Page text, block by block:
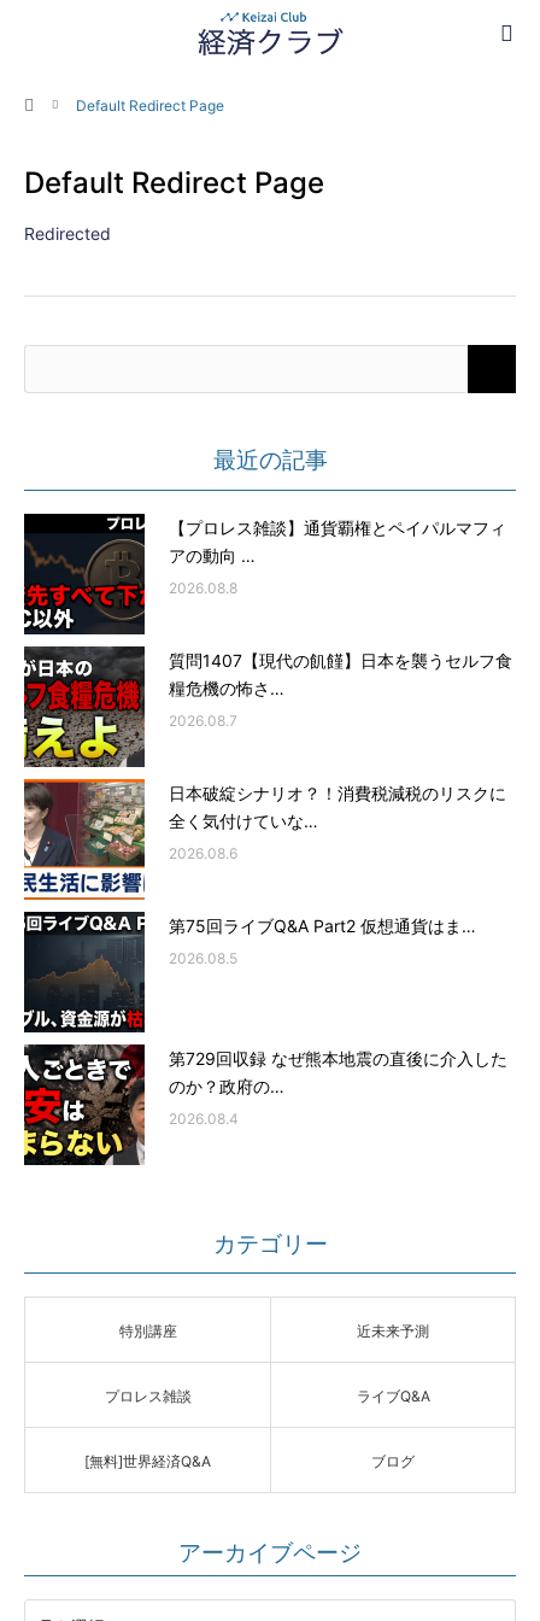
ホームDefault Redirect Page
Default Redirect Page
Redirected
最近の記事
【プロレス雑談】通貨覇権とペイパルマフィ
アの動向 …
2026.08.8
質問1407【現代の飢饉】日本を襲うセルフ食
糧危機の怖さ…
2026.08.7
日本破綻シナリオ？！消費税減税のリスクに
全く気付けていな…
2026.08.6
第75回ライブQ&A Part2 仮想通貨はま…
2026.08.5
第729回収録 なぜ熊本地震の直後に介入した
のか？政府の…
2026.08.4
カテゴリー
特別講座 近未来予測
プロレス雑談 ライブQ&A
[無料]世界経済Q&A ブログ
アーカイブページ